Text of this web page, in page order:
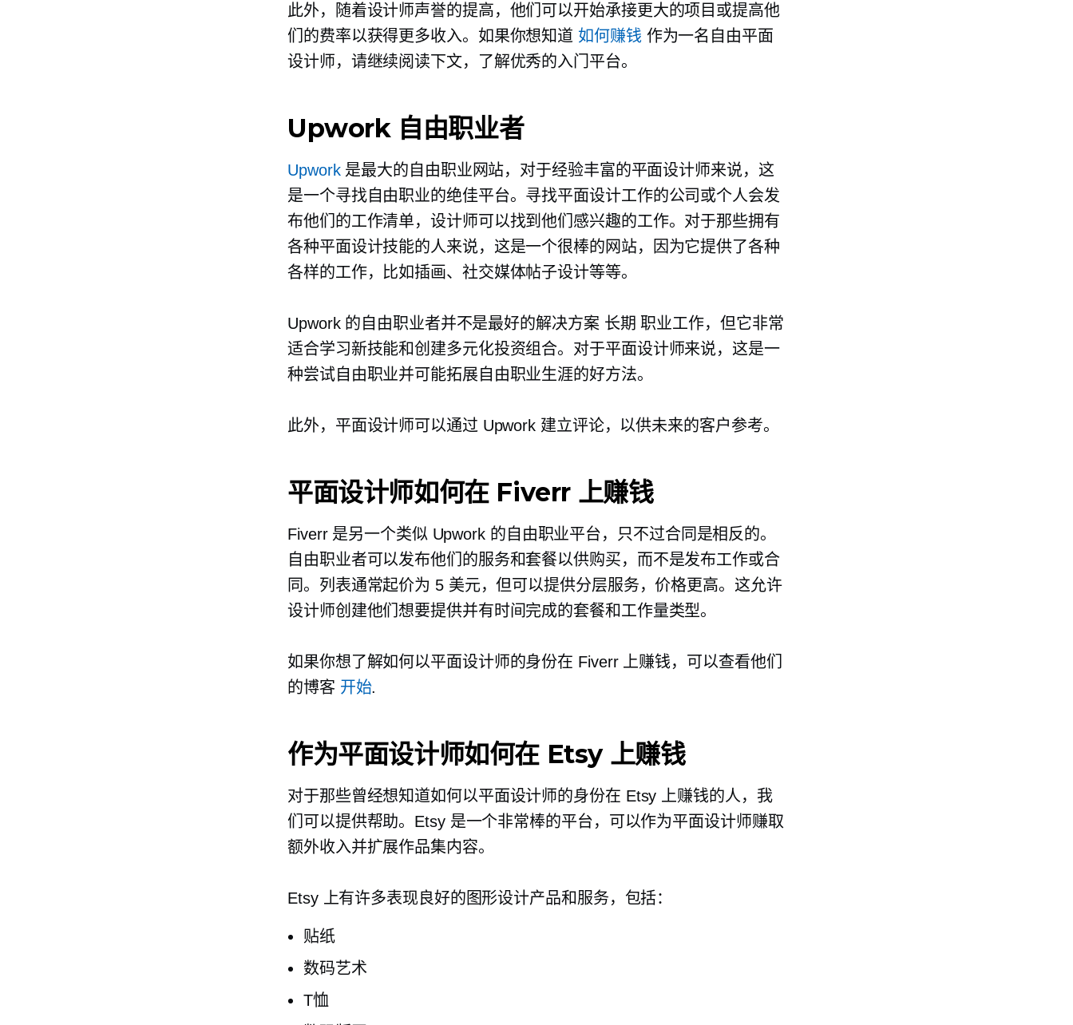
此外，随着设计师声誉的提高，他们可以开始承接更大的项目或提高他
们的费率以获得更多收入。如果你想知道 如何赚钱 作为一名自由平面
设计师，请继续阅读下文，了解优秀的入门平台。
Upwork 自由职业者
Upwork是最大的自由职业网站，对于经验丰富的平面设计师来说，这
是一个寻找自由职业的绝佳平台。寻找平面设计工作的公司或个人会发
布他们的工作清单，设计师可以找到他们感兴趣的工作。对于那些拥有
各种平面设计技能的人来说，这是一个很棒的网站，因为它提供了各种
各样的工作，比如插画、社交媒体帖子设计等等。
Upwork 的自由职业者并不是最好的解决方案 长期 职业工作，但它非常
适合学习新技能和创建多元化投资组合。对于平面设计师来说，这是一
种尝试自由职业并可能拓展自由职业生涯的好方法。
此外，平面设计师可以通过 Upwork 建立评论，以供未来的客户参考。
平面设计师如何在 Fiverr 上赚钱
Fiverr 是另一个类似 Upwork 的自由职业平台，只不过合同是相反的。
自由职业者可以发布他们的服务和套餐以供购买，而不是发布工作或合
同。列表通常起价为 5 美元，但可以提供分层服务，价格更高。这允许
设计师创建他们想要提供并有时间完成的套餐和工作量类型。
如果你想了解如何以平面设计师的身份在 Fiverr 上赚钱，可以查看他们
的博客 开始.
作为平面设计师如何在 Etsy 上赚钱
对于那些曾经想知道如何以平面设计师的身份在 Etsy 上赚钱的人，我
们可以提供帮助。Etsy 是一个非常棒的平台，可以作为平面设计师赚取
额外收入并扩展作品集内容。
Etsy 上有许多表现良好的图形设计产品和服务，包括：
贴纸
数码艺术
T恤